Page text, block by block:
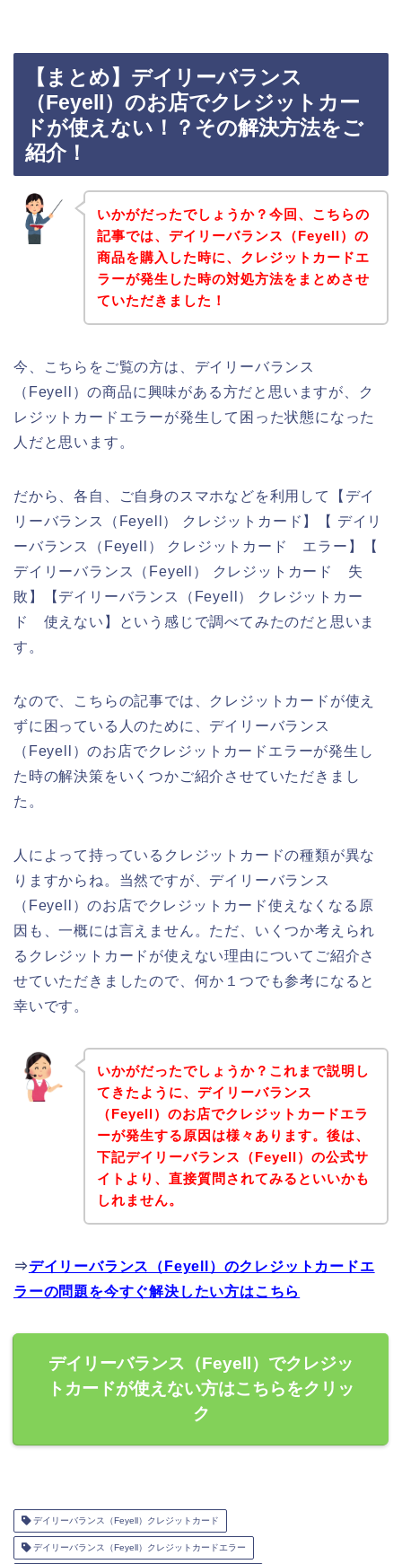
【まとめ】デイリーバランス
（Feyell）のお店でクレジットカー
ドが使えない！？その解決方法をご
紹介！
いかがだったでしょうか？今回、こちらの
記事では、デイリーバランス（Feyell）の
商品を購入した時に、クレジットカードエ
ラーが発生した時の対処方法をまとめさせ
ていただきました！
今、こちらをご覧の方は、デイリーバランス
（Feyell）の商品に興味がある方だと思いますが、ク
レジットカードエラーが発生して困った状態になった
人だと思います。
だから、各自、ご自身のスマホなどを利用して【デイ
リーバランス（Feyell） クレジットカード】【 デイリ
ーバランス（Feyell） クレジットカード エラー】【
デイリーバランス（Feyell） クレジットカード 失
敗】【デイリーバランス（Feyell） クレジットカー
ド 使えない】という感じで調べてみたのだと思いま
す。
なので、こちらの記事では、クレジットカードが使え
ずに困っている人のために、デイリーバランス
（Feyell）のお店でクレジットカードエラーが発生し
た時の解決策をいくつかご紹介させていただきまし
た。
人によって持っているクレジットカードの種類が異な
りますからね。当然ですが、デイリーバランス
（Feyell）のお店でクレジットカード使えなくなる原
因も、一概には言えません。ただ、いくつか考えられ
るクレジットカードが使えない理由についてご紹介さ
せていただきましたので、何か１つでも参考になると
幸いです。
いかがだったでしょうか？これまで説明し
てきたように、デイリーバランス
（Feyell）のお店でクレジットカードエラ
ーが発生する原因は様々あります。後は、
下記デイリーバランス（Feyell）の公式サ
イトより、直接質問されてみるといいかも
しれません。
⇒デイリーバランス（Feyell）のクレジットカードエ
ラーの問題を今すぐ解決したい方はこちら
デイリーバランス（Feyell）でクレジッ
トカードが使えない方はこちらをクリッ
ク
デイリーバランス（Feyell）クレジットカード
デイリーバランス（Feyell）クレジットカードエラー